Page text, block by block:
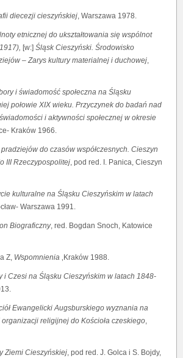
diecezji cieszyńskiej, Warszawa 1978.
etnicznej do ukształtowania się wspólnot
[w:] Śląsk Cieszyński. Środowisko
– Zarys kultury materialnej i duchowej,
i świadomość społeczna na Śląsku
połowie XIX wieku. Przyczynek do badań nad
i aktywności społecznej w okresie
Kraków 1966.
do czasów współczesnych. Cieszyn
III Rzeczypospolitej, pod red. I. Panica, Cieszyn
kulturalne na Śląsku Cieszyńskim w latach
Warszawa 1991.
Biograficzny, red. Bogdan Snoch, Katowice
Z, Wspomnienia ‚Kraków 1988.
i Czesi na Śląsku Cieszyńskim w latach 1848-
Ewangelicki Augsburskiego wyznania na
religijnej do Kościoła czeskiego,
Ziemi Cieszyńskiej, pod red. J. Golca i S. Bojdy,